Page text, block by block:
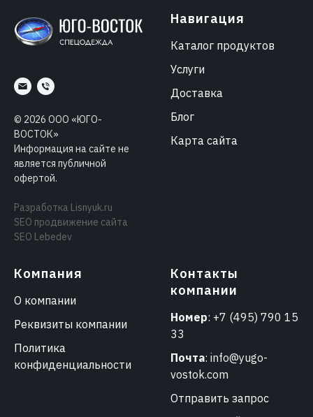
© 2026 ООО «ЮГО-
ВОСТОК»
Информация на сайте не
является публичной
офертой.
Разработка Lisnyuk.ru
SEO продвижение сайта
SEO Lebedev
Навигация
Каталог продуктов
Услуги
Доставка
Блог
Карта сайта
Компания
О компании
Реквизиты компании
Политика
конфиденциальности
Контакты
компании
Номер: +7 (495) 790 15
33
Почта: info@yugo-
vostok.com
Отправить запрос